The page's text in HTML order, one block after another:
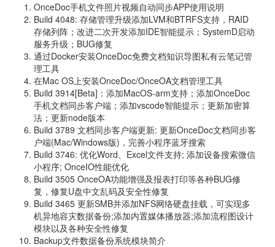
OnceDoc手机文件照片视频自动同步APP使用说明
Build 4048: 存储管理升级添加LVM和BTRFS支持，RAID
存储列阵；改进二次开发添加IDE智能提示；SystemD启动
服务升级；BUG修复
通过Docker安装OnceDoc免费文档知识导图私有云笔记管
理工具
在Mac OS上安装OnceDoc/OnceOA文档管理工具
Build 3914[Beta]：添加MacOS-arm支持；添加OnceDoc
手机文档同步客户端；添加vscode智能提示；更新加密算
法；更新node版本
Build 3789 文档同步客户端更新: 更新OnceDoc文档同步客
户端(Mac/Windows版)，完善小程序蓝牙搜索
Build 3746: 优化Word、Excel文件支持; 添加设备搜索微信
小程序; OnceIO性能优化
Build 3505 OnceOA功能增强及报表打印等各种BUG修
复，修复U盘中文乱码及安全性修复
Build 3465 更新SMB并添加NFS网络硬盘挂载，可实现多
机异地容灾数据备份;添加内置媒体播放器;添加流程图设计
模块以及各种安全性修复
Backup文件数据备份系统模块简介